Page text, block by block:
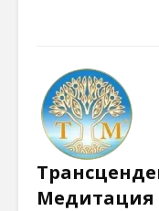
Медитация